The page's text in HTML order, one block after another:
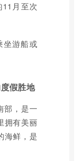
11月至次
坐游船或
假胜地
部，是一
拥有美丽
海鲜，是